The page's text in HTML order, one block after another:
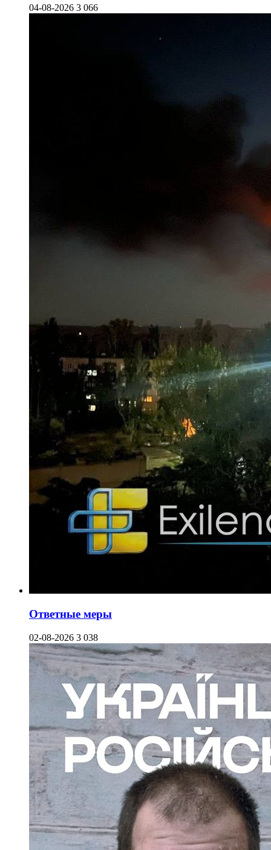
04-08-2026 3 066
Ответные меры
02-08-2026 3 038